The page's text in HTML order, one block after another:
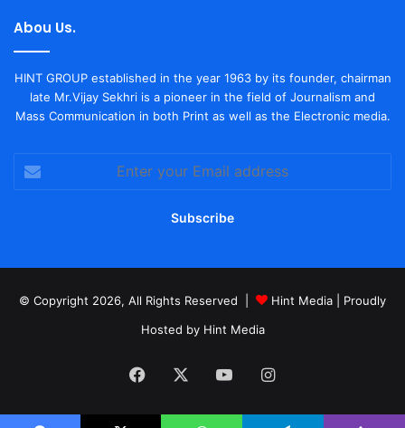
Abou Us.
HINT GROUP established in the year 1963 by its founder, chairman
late Mr.Vijay Sekhri is a pioneer in the field of Journalism and
Mass Communication in both Print as well as the Electronic media.
your
© Copyright 2026, All Rights Reserved | Hint Media | Proudly
Hosted by Hint Media
Facebook YouTubeInstagram